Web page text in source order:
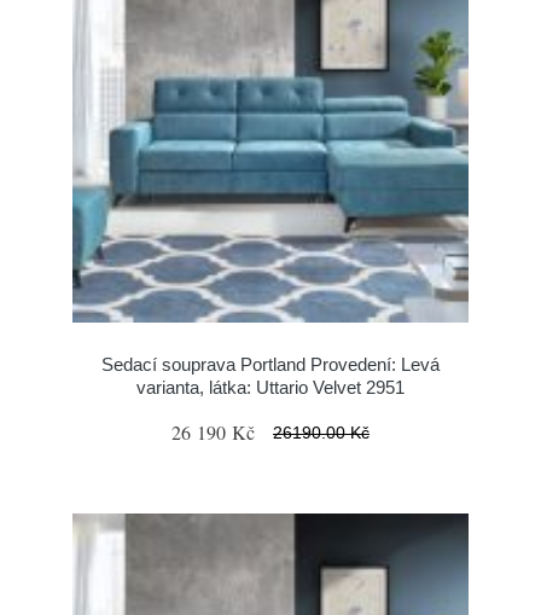
Sedací souprava Portland Provedení: Levá
varianta, látka: Uttario Velvet 2951
26 190 Kč 26190.00 Kč